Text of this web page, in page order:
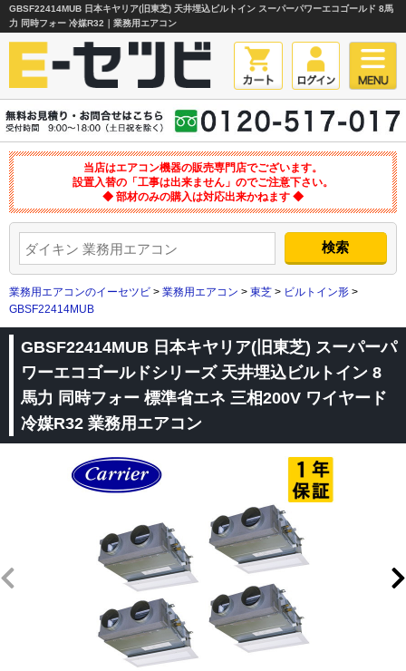
GBSF22414MUB 日本キヤリア(旧東芝) 天井埋込ビルトイン スーパーパワーエコゴールド 8馬
力 同時フォー 冷媒R32｜業務用エアコン
当店はエアコン機器の販売専門店でございます。
設置入替の「工事は出来ません」のでご注意下さい。
◆ 部材のみの購入は対応出来かねます ◆
業務用エアコンのイーセツビ > 業務用エアコン > 東芝 > ビルトイン形 >
GBSF22414MUB
GBSF22414MUB 日本キヤリア(旧東芝) スーパーパ
ワーエコゴールドシリーズ 天井埋込ビルトイン 8
馬力 同時フォー 標準省エネ 三相200V ワイヤード
冷媒R32 業務用エアコン